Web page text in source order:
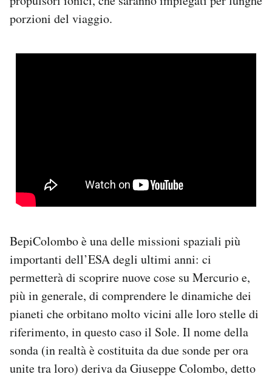
porzioni del viaggio.
BepiColombo è una delle missioni spaziali più
importanti dell’ESA degli ultimi anni: ci
permetterà di scoprire nuove cose su Mercurio e,
più in generale, di comprendere le dinamiche dei
pianeti che orbitano molto vicini alle loro stelle di
riferimento, in questo caso il Sole. Il nome della
sonda (in realtà è costituita da due sonde per ora
unite tra loro) deriva da Giuseppe Colombo, detto